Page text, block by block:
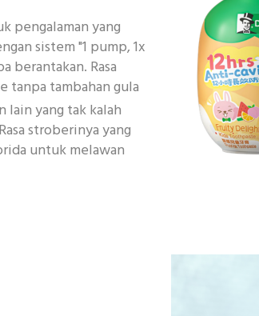
pengalaman yang
sistem "1 pump, 1x
berantakan. Rasa
tanpa tambahan gula
lain yang tak kalah
stroberinya yang
untuk melawan